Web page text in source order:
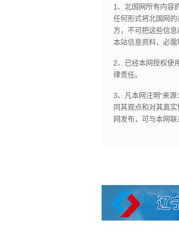
1、北国网所有内容
任何形式将北国网
方，不可把这些信
本站信息资料，必需
2、已经本网授权使
律责任。
3、凡本网注明“来
同其观点和对其真
网发布，可与本网